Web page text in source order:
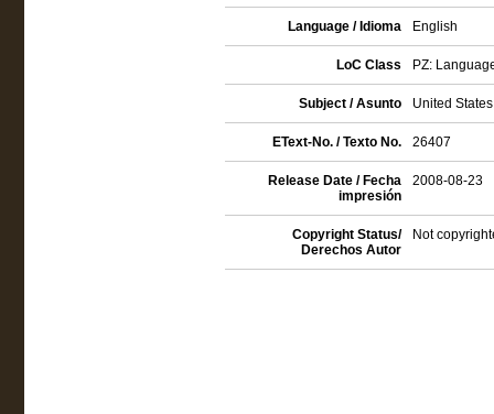
Language / Idioma English
LoC Class PZ:
Subject / Asunto United
EText-No. / Texto No. 26407
Release Date / Fecha
impresión
2008-08-23
Copyright Status/
Derechos Autor
Not